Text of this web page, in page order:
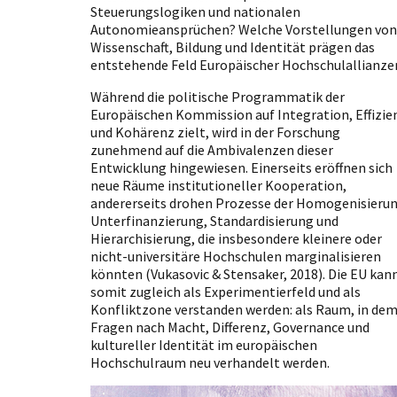
Steuerungslogiken und nationalen
Autonomieansprüchen? Welche Vorstellungen von
Wissenschaft, Bildung und Identität prägen das
entstehende Feld Europäischer
Während die politische Programmatik der
Europäischen Kommission auf Integration,
und Kohärenz zielt, wird in der Forschung
zunehmend auf die Ambivalenzen dieser
Entwicklung hingewiesen. Einerseits eröffnen sich
neue Räume institutioneller Kooperation,
andererseits drohen Prozesse der
Unterfinanzierung, Standardisierung und
Hierarchisierung, die insbesondere kleinere oder
nicht-universitäre Hochschulen marginalisieren
könnten (Vukasovic & Stensaker, 2018). Die EU
somit zugleich als Experimentierfeld und als
Konfliktzone verstanden werden: als Raum, in dem
Fragen nach Macht, Differenz, Governance und
kultureller Identität im europäischen
Hochschulraum neu verhandelt werden.